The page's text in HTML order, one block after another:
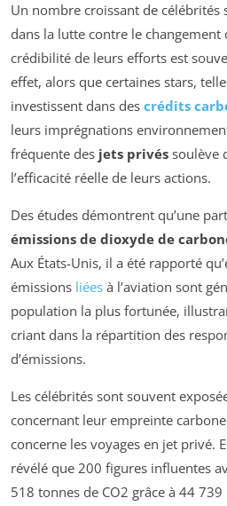
Un nombre croissant de célébrités
dans la lutte contre le changement
crédibilité de leurs efforts est
effet, alors que certaines stars,
investissent dans des crédits
leurs imprégnations
fréquente des jets privés soulève
l’efficacité réelle de leurs actions.
Des études démontrent qu’une
émissions de dioxyde de
Aux États-Unis, il a été rapporté
émissions liées à l’aviation sont
population la plus fortunée,
criant dans la répartition des
d’émissions.
Les célébrités sont souvent
concernant leur empreinte
concerne les voyages en jet privé.
révélé que 200 figures influentes
518 tonnes de CO2 grâce à 44